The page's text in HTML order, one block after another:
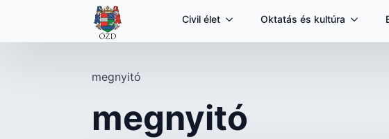
Civil élet Oktatás és kultúra
megnyitó
megnyitó